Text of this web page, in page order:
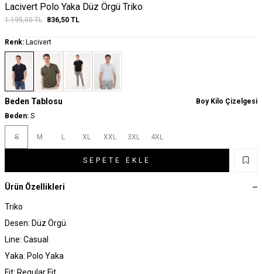
Lacivert Polo Yaka Düz Örgü Triko
1.195,00TL 836,50 TL
Renk: Lacivert
Beden Tablosu
Boy Kilo Çizelgesi
Beden: S
S M L XL XXL 3XL 4XL
SEPETE EKLE
Ürün Özellikleri
Triko
Desen: Düz Örgü
Line: Casual
Yaka: Polo Yaka